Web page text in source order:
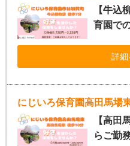
【牛込
育園で
詳細
にじいろ保育園高田馬場
【高田
らご勤